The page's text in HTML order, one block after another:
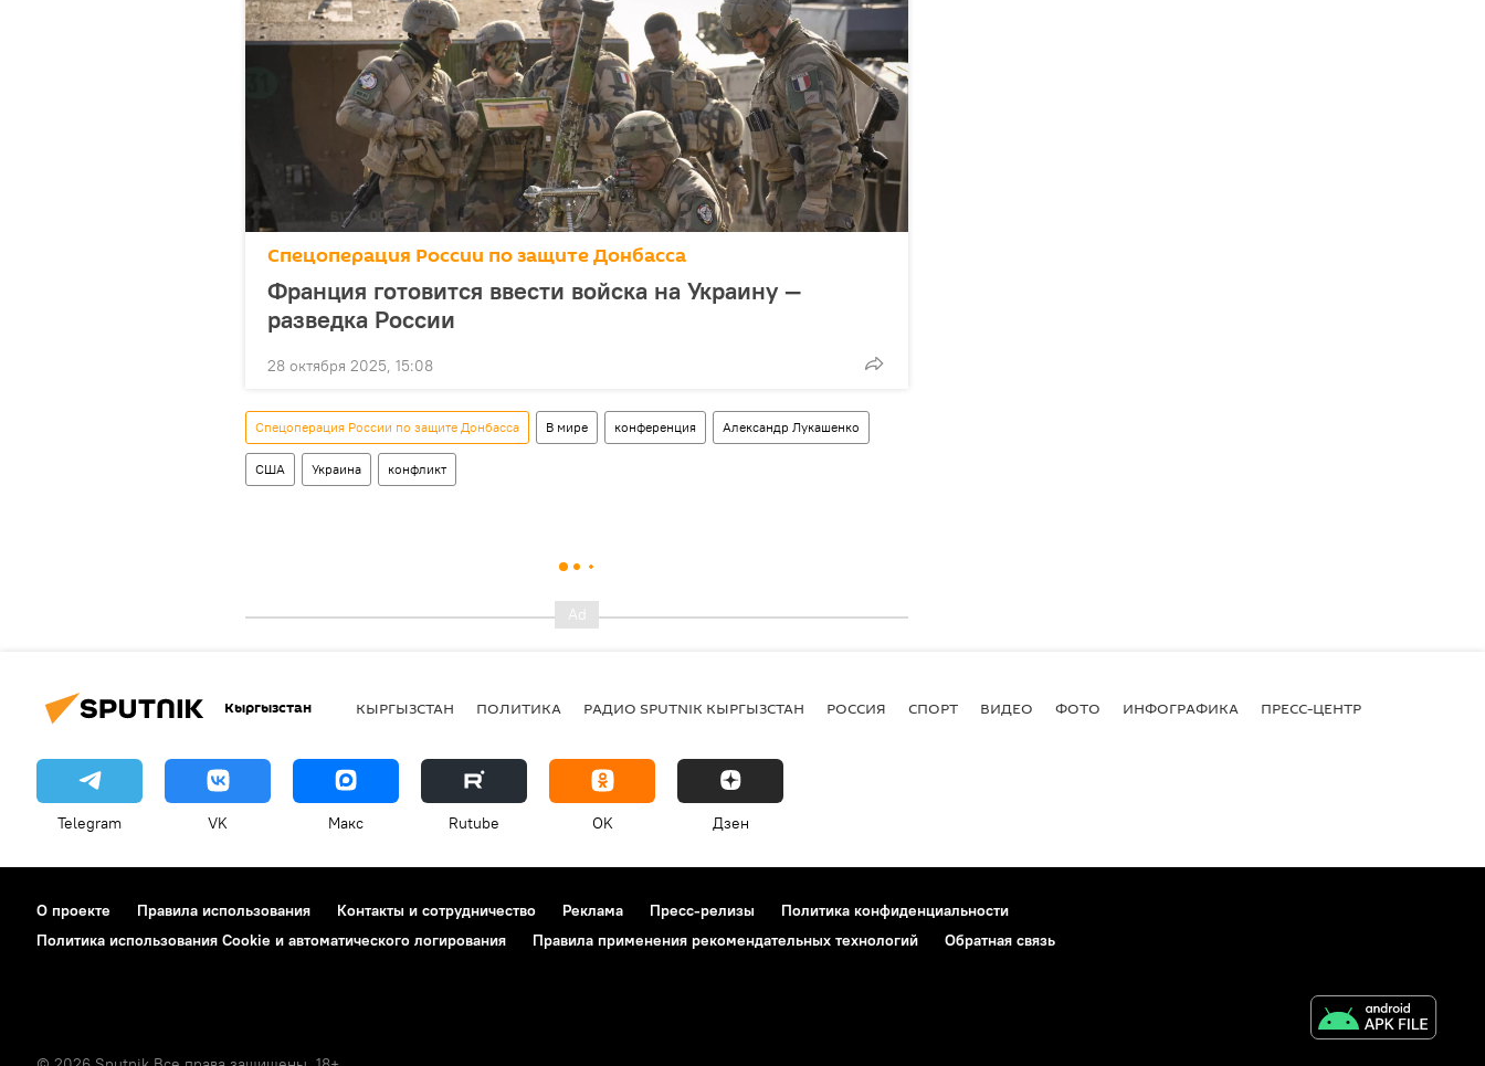
Спецоперация России по защите Донбасса
Франция готовится ввести войска на Украину —
разведка России
28 октября 2025, 15:08
Спецоперация России по защите Донбасса В мире конференция Александр Лукашенко
США Украина конфликт
Кыргызстан КЫРГЫЗСТАН ПОЛИТИКА РАДИО SPUTNIK КЫРГЫЗСТАН РОССИЯ СПОРТ ВИДЕО ФОТО ИНФОГРАФИКА ПРЕСС-ЦЕНТР
Telegram VK Макс Rutube OK Дзен
О проекте Правила использования Контакты и сотрудничество Реклама Пресс-релизы
Политика конфиденциальности
Политика использования Cookie и автоматического логирования
Правила применения рекомендательных технологий Обратная связь